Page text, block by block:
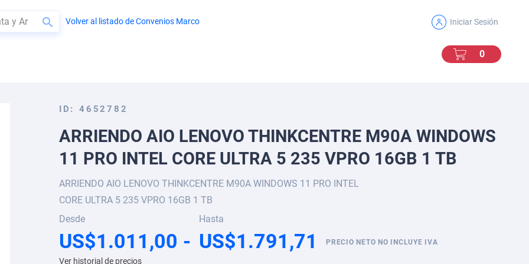
Mi Carro
00
BUSCAR
Volver al listado de Convenios Marco Iniciar Sesión
ID 4652782
ARRIENDO AIO LENOVO THINKCENTRE M90A WINDOWS
11 PRO INTEL CORE ULTRA 5 235 VPRO 16GB 1 TB
ARRIENDO AIO LENOVO THINKCENTRE M90A WINDOWS 11 PRO INTEL
CORE ULTRA 5 235 VPRO 16GB 1 TB
Desde
US$1.011,00
Hasta
US$1.791,71 PRECIO NETO NO INCLUYE IVA
Ver historial de precios